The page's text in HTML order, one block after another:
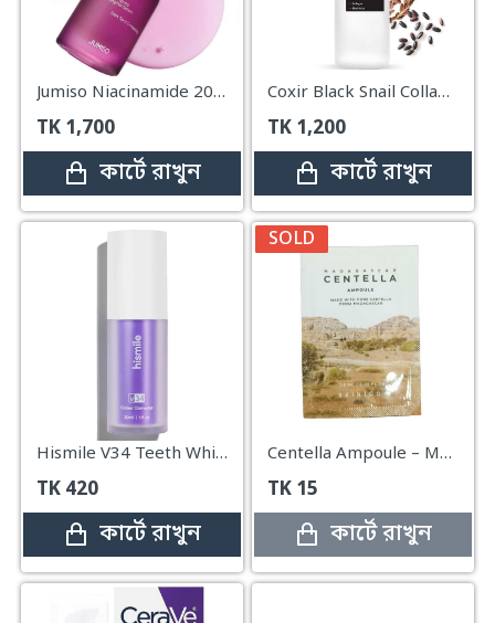
Jumiso Niacinamide 20 Serum – 40ml
TK 1,700
কার্টে রাখুন
Coxir Black Snail Collagen Serum – 50ml
TK 1,200
কার্টে রাখুন
Hismile V34 Teeth Whitening Colour Corrector Serum – 30ml
TK 420
কার্টে রাখুন
SOLD
Centella Ampoule – Made with Pure Centella from Madagascar mini
TK 15
কার্টে রাখুন